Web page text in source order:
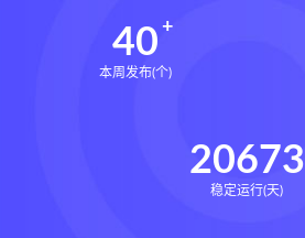
道家八字化解指导册下载
道家八字化解指导册网盘
道家八字化解指导册
过三关与做功实例下载
40
本周发布(个)
20673
稳定运行(天)